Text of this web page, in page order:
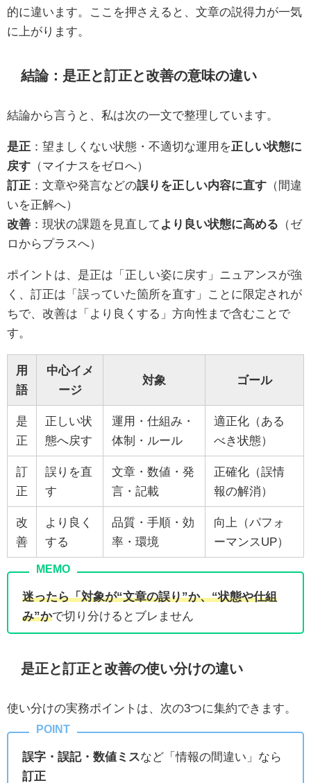
的に違います。ここを押さえると、文章の説得力が一気
に上がります。
結論：是正と訂正と改善の意味の違い
結論から言うと、私は次の一文で整理しています。
是正 ：望ましくない状態・不適切な運用を正しい状態に
戻す （マイナスをゼロへ）
訂正 ：文章や発言などの誤りを正しい内容に直す （間違
いを正解へ）
改善 ：現状の課題を見直して より良い状態に高める （ゼ
ロからプラスへ）
ポイントは、是正は「正しい姿に戻す」ニュアンスが強
く、訂正は「誤っていた箇所を直す」ことに限定されが
ちで、改善は「より良くする」方向性まで含むことで
す。
用
語
中心イメ
ージ
対象 ゴール
是
正
正しい状
態へ戻す
運用・仕組み・
体制・ルール
適正化（ある
べき状態）
訂
正
誤りを直
す
文章・数値・発
言・記載
正確化（誤情
報の解消）
改
善
より良く
する
品質・手順・効
率・環境
向上（パフォ
ーマンスUP）
迷ったら「対象が“文章の誤り”か、“状態や仕組
み”かで切り分けるとブレません
是正と訂正と改善の使い分けの違い
使い分けの実務ポイントは、次の3つに集約できます。
誤字・誤記・数値ミスなど「情報の間違い」なら
訂正